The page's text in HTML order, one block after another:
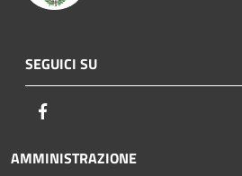
SEGUICI SU
AMMINISTRAZIONE